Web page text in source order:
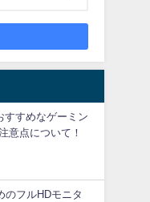
すすめなゲーミン
意点について！
のフルHDモニタ